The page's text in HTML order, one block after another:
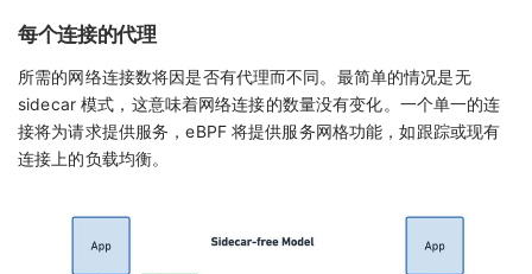
每个连接的代理
所需的网络连接数将因是否有代理而不同。最简单的情况是无
sidecar 模式，这意味着网络连接的数量没有变化。一个单一的连
接将为请求提供服务，eBPF 将提供服务网格功能，如跟踪或现有
连接上的负载均衡。